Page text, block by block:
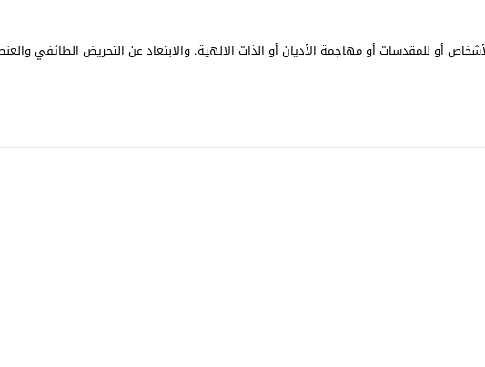
أو للمقدسات أو مهاجمة الأديان أو الذات الالهية. والابتعاد عن التحريض الطائفي